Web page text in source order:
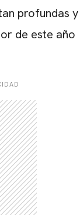
profundas y
de este año